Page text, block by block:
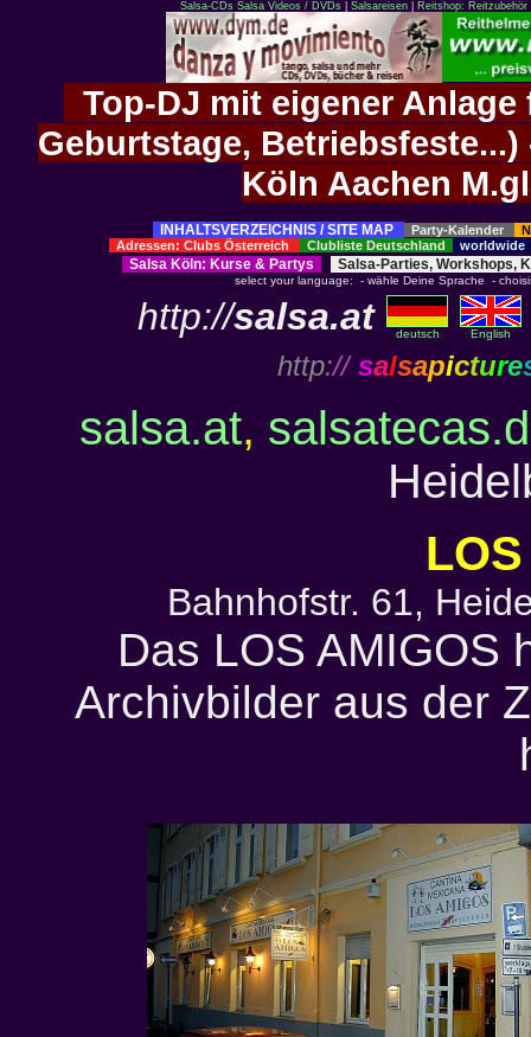
Salsa-CDs Salsa Videos / DVDs| Salsareisen| Reitshop:
Top-DJ mit eigener
Geburtstage,
Köln Aachen
INHALTSVERZEICHNIS / SITE MAP Party-Kalender
Adressen: Clubs Österreich
Clubliste Deutschland worldwide
Salsa Köln: Kurse& Partys Salsa-Parties, Workshops,
select your language: - wähle Deine Sprache -
http://salsa.at deutsch English
http:// salsapicture
salsa.at,
Bahnhofstr. 61,
Das LOS AMIGOS
Archivbilder aus der